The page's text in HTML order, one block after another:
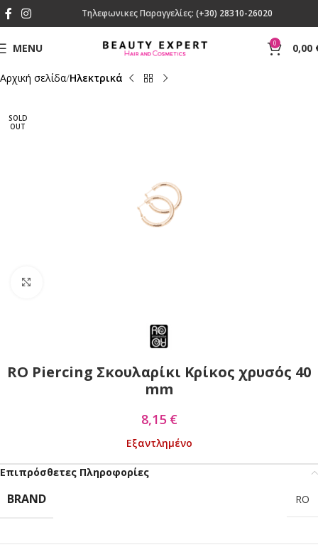
Τηλεφωνικες Παραγγελίες: (+30) 28310-26020
MENU 0 0,00
Αρχική σελίδα Ηλεκτρικά
SOLD
OUT
RO Piercing Σκουλαρίκι Κρίκος χρυσός 40
mm
8,15 €
Εξαντλημένο
Επιπρόσθετες Πληροφορίες
BRAND RO